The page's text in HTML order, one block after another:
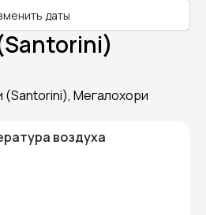
даты
(Santorini), Мегалохори
воздуха